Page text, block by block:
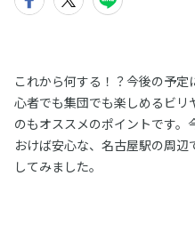
これから何する！？今後の予
心者でも集団でも楽しめるビリ
のもオススメのポイントです。
おけば安心な、名古屋駅の周
してみました。